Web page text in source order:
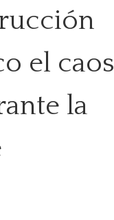
el caos
la